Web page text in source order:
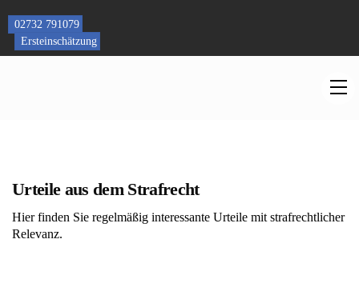
content
02732 791079
Ersteinschätzung
Urteile aus dem Strafrecht
Hier finden Sie regelmäßig interessante Urteile mit strafrechtlicher
Relevanz.